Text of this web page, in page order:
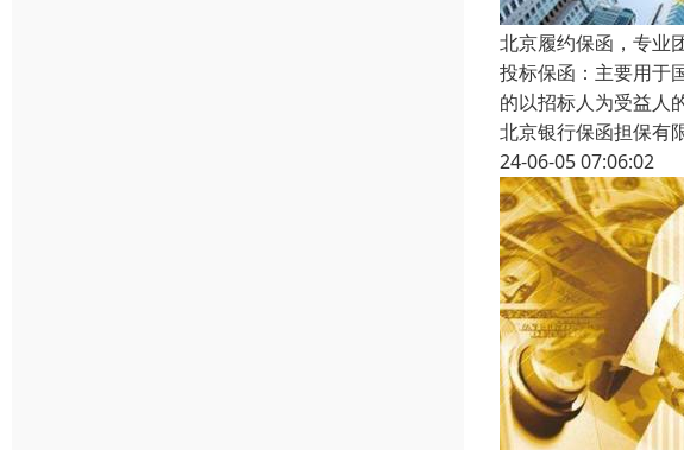
北京履约保函，专业
投标保函：主要用于
的以招标人为受益人
北京银行保函担保有
24-06-05 07:06:02